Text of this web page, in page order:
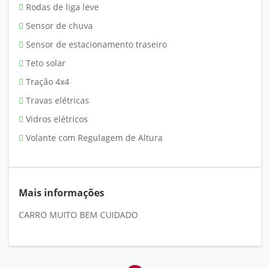
Rodas de liga leve
Sensor de chuva
Sensor de estacionamento traseiro
Teto solar
Tração 4x4
Travas elétricas
Vidros elétricos
Volante com Regulagem de Altura
Mais informações
CARRO MUITO BEM CUIDADO